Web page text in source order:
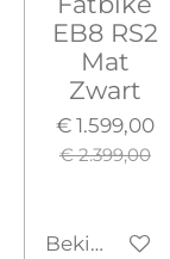
EB8 RS2
Mat
Zwart
€ 1.599,00
€ 2.399,00
Bekijk details